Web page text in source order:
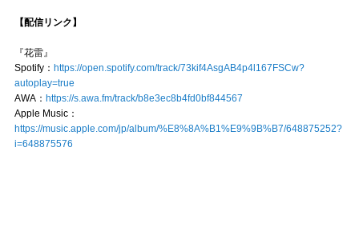
【配信リンク】
『花雷』
Spotify： https://open.spotify.com/track/73kif4AsgAB4p4l167FSCw?
autoplay=true
AWA： https://s.awa.fm/track/b8e3ec8b4fd0bf844567
Apple Music：
https://music.apple.com/jp/album/%E8%8A%B1%E9%9B%B7/648875252?
i=648875576